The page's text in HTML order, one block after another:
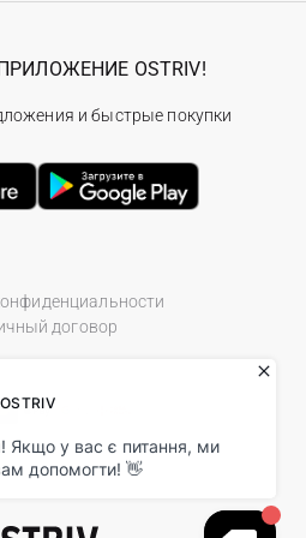
договор
All Rights Reserved.
OSTRIV!
и быстрые покупки